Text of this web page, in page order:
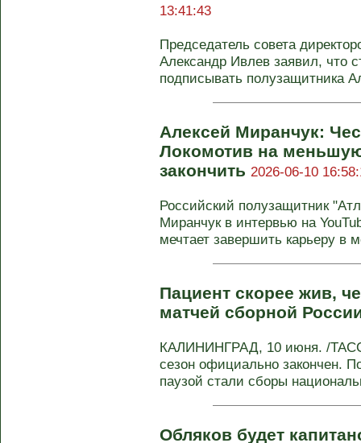
13:41:43
Председатель совета
Александр Ивлев заявил, что
подписывать полузащитника
Алексей Миранчук:
Локомотив на
закончить 2026-06-10
Российский полузащитник
Миранчук в интервью на
мечтает завершить карьеру в
Пациент скорее жив,
матчей сборной
КАЛИНИНГРАД, 10 июня. /
сезон официально закончен.
паузой стали сборы
Обляков будет